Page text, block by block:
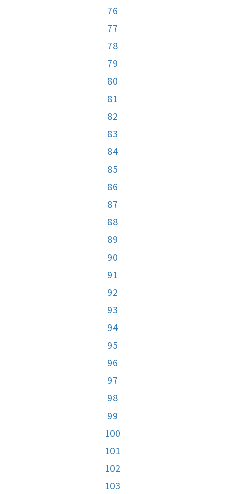
76
77
78
79
80
81
82
83
84
85
86
87
88
89
90
91
92
93
94
95
96
97
98
99
100
101
102
103